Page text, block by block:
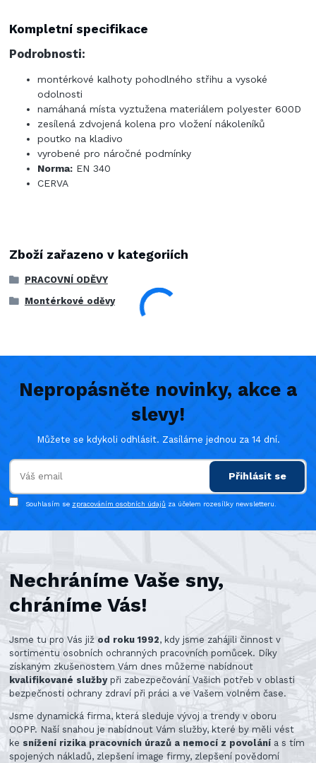
Kompletní specifikace
Podrobnosti:
montérkové kalhoty pohodlného střihu a vysoké
odolnosti
namáhaná místa vyztužena materiálem polyester 600D
zesílená zdvojená kolena pro vložení nákoleníků
poutko na kladivo
vyrobené pro náročné podmínky
Norma: EN 340
CERVA
Zboží zařazeno v kategoriích
PRACOVNÍ ODĚVY
Montérkové oděvy
Nepropásněte novinky, akce a
slevy!
Můžete se kdykoli odhlásit. Zasíláme jednou za 14 dní.
Přihlásit se
Souhlasím se zpracováním osobních údajů za účelem rozesílky newsletteru.
Nechráníme Vaše sny,
chráníme Vás!
Jsme tu pro Vás již od roku 1992, kdy jsme zahájili činnost v
sortimentu osobních ochranných pracovních pomůcek. Díky
získaným zkušenostem Vám dnes můžeme nabídnout
kvalifikované službypři zabezpečování Vašich potřeb v oblasti
bezpečnosti ochrany zdraví při práci a ve Vašem volném čase.
Jsme dynamická firma, která sleduje vývoj a trendy v oboru
OOPP. Naší snahou je nabídnout Vám služby, které by měli vést
ke snížení rizika pracovních úrazů a nemocí z povolání a s tím
spojených nákladů, zlepšení image firmy, zlepšení povědomí